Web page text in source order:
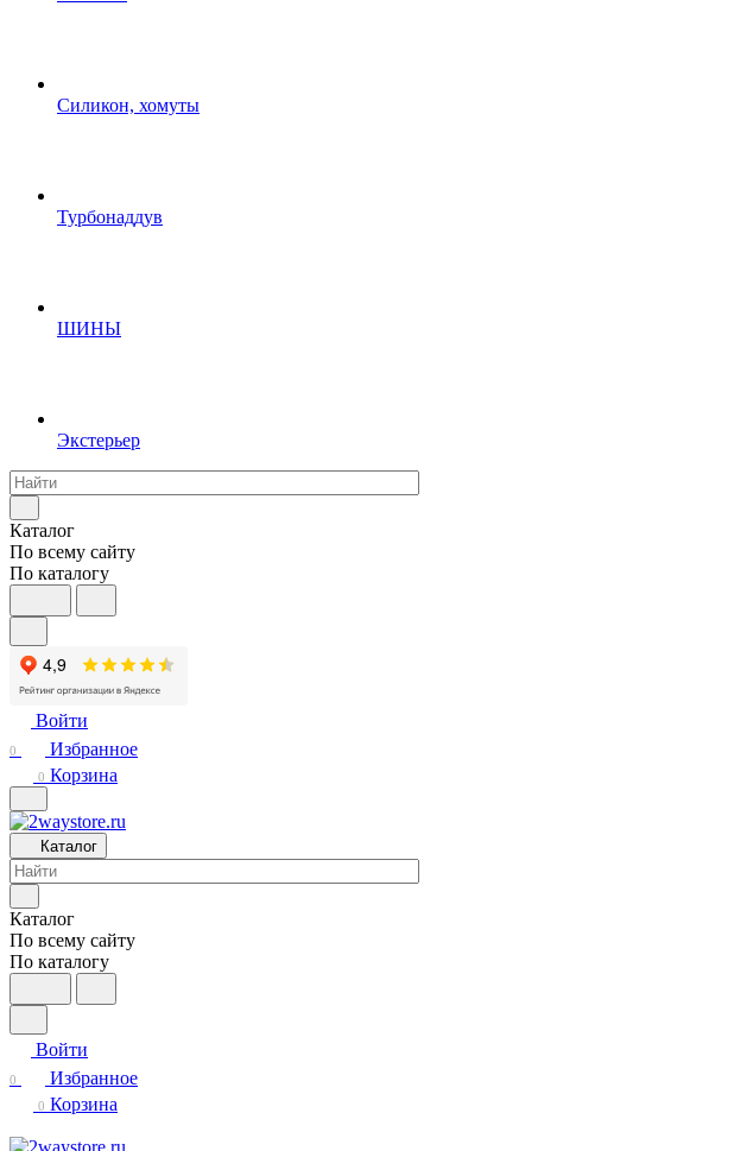
Силикон, хомуты
Турбонаддув
ШИНЫ
Экстерьер
Каталог
По всему сайту
По каталогу
Войти
0 Избранное
0 Корзина
Каталог
Каталог
По всему сайту
По каталогу
Войти
0 Избранное
0 Корзина